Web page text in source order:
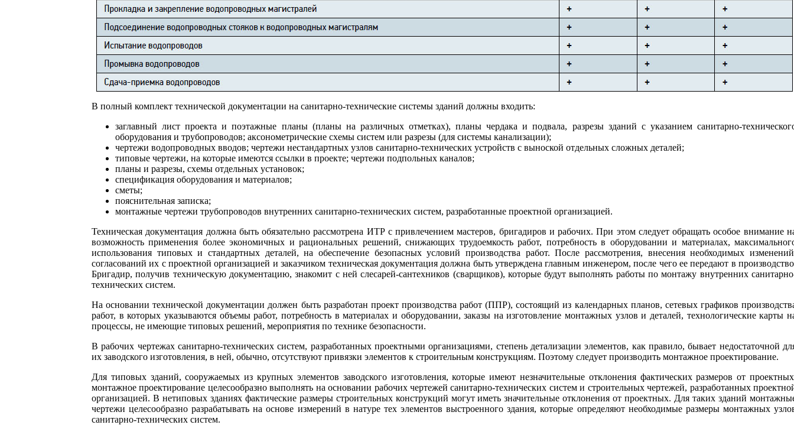
В полный комплект технической документации на санитарно-технические системы зданий должны входить:
заглавный лист проекта и поэтажные планы (планы на различных отметках), планы чердака и подвала, разрезы зданий с указанием санитарно-
оборудования и трубопроводов; аксонометрические схемы систем или разрезы (для системы канализации);
чертежи водопроводных вводов; чертежи нестандартных узлов санитарно-технических устройств с выноской отдельных сложных деталей;
типовые чертежи, на которые имеются ссылки в проекте; чертежи подпольных каналов;
планы и разрезы, схемы отдельных установок;
спецификация оборудования и материалов;
сметы;
пояснительная записка;
монтажные чертежи трубопроводов внутренних санитарно-технических систем, разработанные проектной организацией.
Техническая документация должна быть обязательно рассмотрена ИТР с привлечением мастеров, бригадиров и рабочих. При этом следует обращать особое внимание
возможность применения более экономичных и рациональных решений, снижающих трудоемкость работ, потребность в оборудовании и материалах,
использования типовых и стандартных деталей, на обеспечение безопасных условий производства работ. После рассмотрения, внесения необходимых
согласований их с проектной организацией и заказчиком техническая документация должна быть утверждена главным инженером, после чего ее передают в
Бригадир, получив техническую документацию, знакомит с ней слесарей-сантехников (сварщиков), которые будут выполнять работы по монтажу внутренних
технических систем.
На основании технической документации должен быть разработан проект производства работ (ППР), состоящий из календарных планов, сетевых графиков
работ, в которых указываются объемы работ, потребность в материалах и оборудовании, заказы на изготовление монтажных узлов и деталей, технологические карты
процессы, не имеющие типовых решений, мероприятия по технике безопасности.
В рабочих чертежах санитарно-технических систем, разработанных проектными организациями, степень детализации элементов, как правило, бывает недостаточной
их заводского изготовления, в ней, обычно, отсутствуют привязки элементов к строительным конструкциям. Поэтому следует производить монтажное проектирование.
Для типовых зданий, сооружаемых из крупных элементов заводского изготовления, которые имеют незначительные отклонения фактических размеров от
монтажное проектирование целесообразно выполнять на основании рабочих чертежей санитарно-технических систем и строительных чертежей, разработанных
организацией. В нетиповых зданиях фактические размеры строительных конструкций могут иметь значительные отклонения от проектных. Для таких зданий
чертежи целесообразно разрабатывать на основе измерений в натуре тех элементов выстроенного здания, которые определяют необходимые размеры монтажных
санитарно-технических систем.